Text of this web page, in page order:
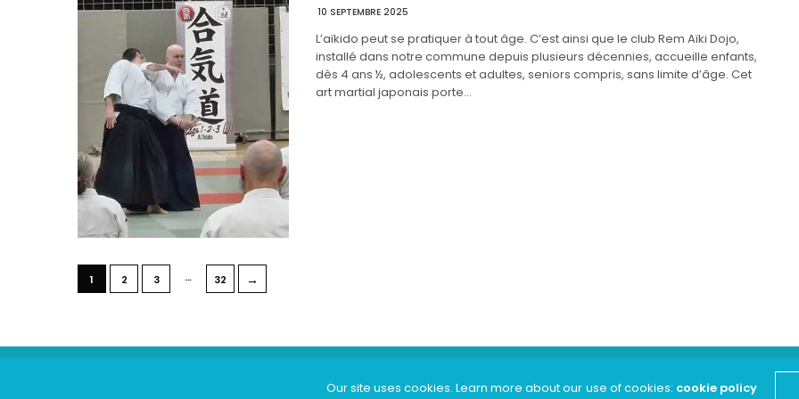
10 SEPTEMBRE 2025
L’aïkido peut se pratiquer à tout âge. C’est ainsi que le club Rem Aïki Dojo,
installé dans notre commune depuis plusieurs décennies, accueille enfants,
dès 4 ans ½, adolescents et adultes, seniors compris, sans limite d’âge. Cet
art martial japonais porte…
1 2 3 … 32 →
Our site uses cookies. Learn more about our use of cookies: cookie policy